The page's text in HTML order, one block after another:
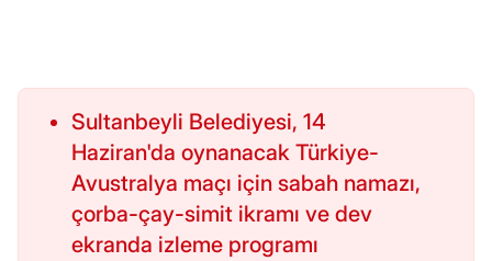
Sultanbeyli Belediyesi, 14
Haziran'da oynanacak Türkiye-
Avustralya maçı için sabah namazı,
çorba-çay-simit ikramı ve dev
ekranda izleme programı